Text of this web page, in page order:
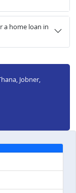
a home loan in
Jobner,